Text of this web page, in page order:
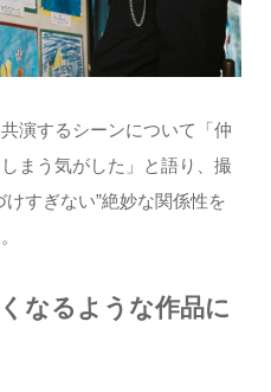
演するシーンについて「仲
まう気がした」と語り、撮
すぎない”絶妙な関係性を
なるような作品に